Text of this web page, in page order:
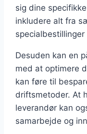
sig dine
inkludere alt fra
Desuden kan en
med at optimere
kan føre til
driftsmetoder. At
leverandør kan
samarbejde og